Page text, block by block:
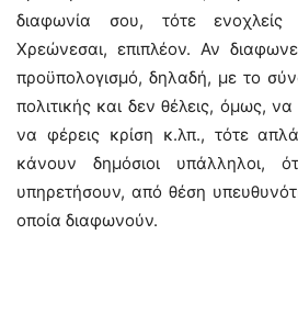
διαφωνία σου, τότε ενοχλείς
Χρεώνεσαι, επιπλέον. Αν
προϋπολογισμό, δηλαδή, με το
πολιτικής και δεν θέλεις, όμως,
να φέρεις κρίση κ.λπ., τότε
κάνουν δημόσιοι υπάλληλοι,
υπηρετήσουν, από θέση
οποία διαφωνούν.